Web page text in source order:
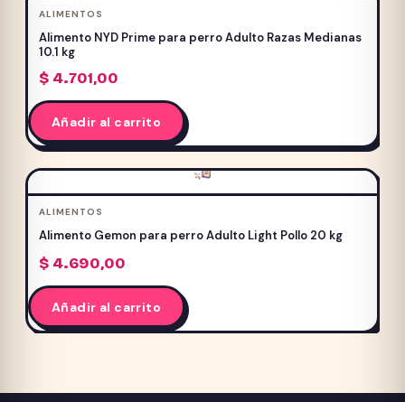
ALIMENTOS
Alimento NYD Prime para perro Adulto Razas Medianas
10.1 kg
$4.701,00
Añadir al carrito
ALIMENTOS
Alimento Gemon para perro Adulto Light Pollo 20 kg
$4.690,00
Añadir al carrito